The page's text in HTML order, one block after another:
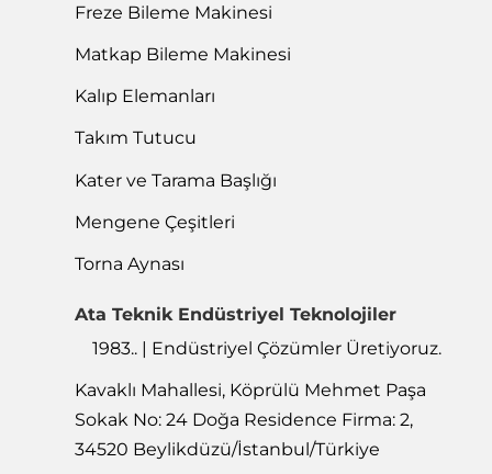
Freze Bileme Makinesi
Matkap Bileme Makinesi
Kalıp Elemanları
Takım Tutucu
Kater ve Tarama Başlığı
Mengene Çeşitleri
Torna Aynası
Ata Teknik Endüstriyel Teknolojiler
1983.. | Endüstriyel Çözümler Üretiyoruz.
Kavaklı Mahallesi, Köprülü Mehmet Paşa
Sokak No: 24 Doğa Residence Firma: 2,
34520 Beylikdüzü/İstanbul/Türkiye